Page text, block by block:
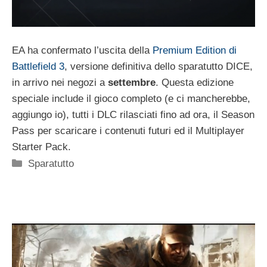
EA ha confermato l’uscita della Premium Edition di
Battlefield 3, versione definitiva dello sparatutto DICE,
in arrivo nei negozi a settembre. Questa edizione
speciale include il gioco completo (e ci mancherebbe,
aggiungo io), tutti i DLC rilasciati fino ad ora, il Season
Pass per scaricare i contenuti futuri ed il Multiplayer
Starter Pack.
Categorie
Sparatutto